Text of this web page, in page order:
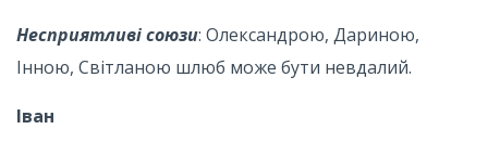
Несприятливі союзи: Олександрою, Дариною,
Інною, Світланою шлюб може бути невдалий.
Іван